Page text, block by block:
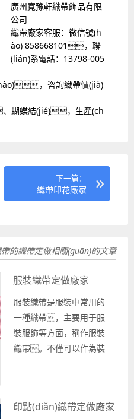
廣州寬豫軒織帶飾品有限
公司
織帶廠家客服：微信號(h
ào) 858668101，聯
(lián)系電話：13798-005
，咨詢織帶價(jià)
蝴蝶結(jié)，生產(ch
下一篇：
織帶印花廠家
的織帶定做相關(guān)的文章
服裝織帶定做廠家
服裝織帶是服裝中常用的
一種織帶，主要用于服
裝服飾等方面，稱作服裝
織帶。不僅可以作為裝
用來系蝴蝶結(jié)或是作
印點(diǎn)織帶定做廠家